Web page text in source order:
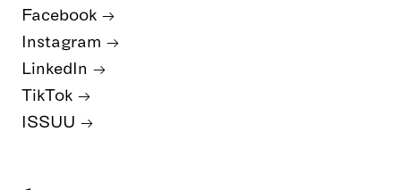
Facebook
Instagram
LinkedIn
TikTok
ISSUU